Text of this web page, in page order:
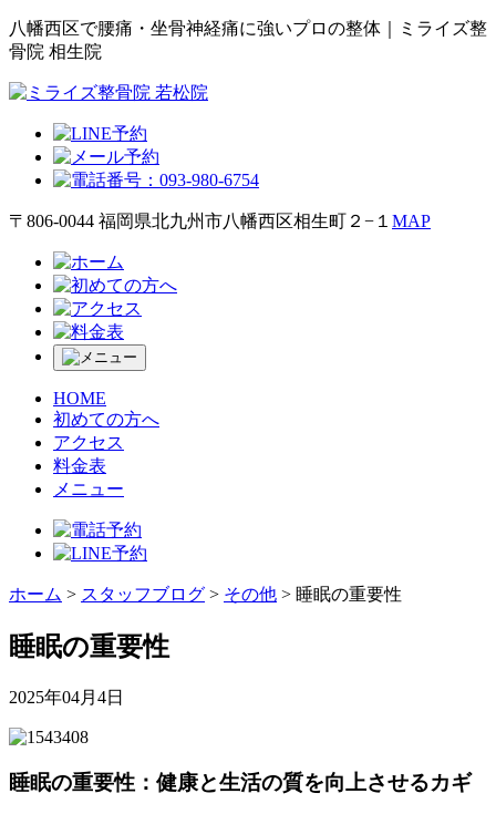
八幡西区で腰痛・坐骨神経痛に強いプロの整体｜ミライズ整
骨院 相生院
〒806-0044 福岡県北九州市八幡西区相生町２−１ MAP
HOME
初めての方へ
アクセス
料金表
メニュー
ホーム > スタッフブログ > その他 > 睡眠の重要性
睡眠の重要性
2025年04月4日
睡眠の重要性：健康と生活の質を向上させるカギ